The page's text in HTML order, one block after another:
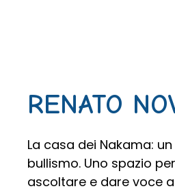
RENATO
La casa dei Nakama:
bullismo. Uno spazio
ascoltare e dare voce